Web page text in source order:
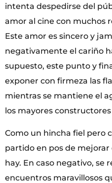
intenta despedirse del
amor al cine con muchos
Este amor es sincero y
negativamente el cariño
supuesto, este punto y
exponer con firmeza las
mientras se mantiene el
los mayores
Como un hincha fiel pero
partido en pos de mejorar
hay. En caso negativo, se
encuentros maravillosos